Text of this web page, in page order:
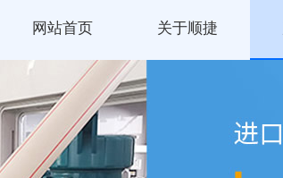
网站首页 关于顺捷